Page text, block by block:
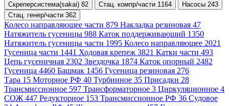
Скреперсистема(sakai) 82
Стац. компр/части 1164
Насосы 243
Стац. генер/части 362
Колесо направляющее части 879 Накладка резиновая 47
Натяжитель гусеницы 988 Каток поддерживающий 1350
Натяжитель гусеницы части 1995 Колесо направляющее 2021
Гусеница части 1441 Ходовая крепеж 3821 Катки части 493
Цепь гусеничная 2302 Звездочка 1874 Каток опорный 2482
Гусеница 4460 Башмак 1456 Гусеница резиновая 276
Тара 15 Моторное РФ 40 Турбинное 35 Присадки 28
Трансмиссионное 597 Трансформаторное 3 Циркуляционное 4
СОЖ 447 Редукторное 153 Трансмиссионное РФ 36 Судовое